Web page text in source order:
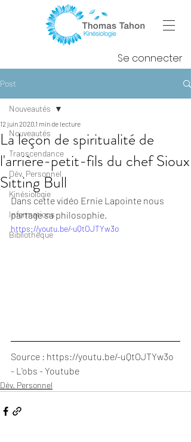
Se connecter
Post
Nouveautés
Transcendance
Dév. Personnel
Kinésiologie
Informations
Bibliothèque
Nouveautés
La leçon de spiritualité de
l'arrière-petit-fils du chef Sioux
Sitting Bull
12 juin 2020 1 min de lecture
Dans cette vidéo Ernie Lapointe nous
partage sa philosophie.
https://youtu.be/-uQtOJTYw3o
Source : https://youtu.be/-uQtOJTYw3o
- L'obs - Youtube
Dév. Personnel